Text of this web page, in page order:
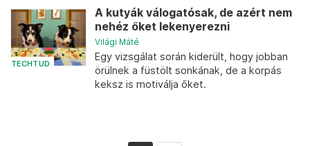
TECHTUD
A kutyák válogatósak, de azért nem
nehéz őket lekenyerezni
Világi Máté
Egy vizsgálat során kiderült, hogy jobban
örülnek a füstölt sonkának, de a korpás
keksz is motiválja őket.